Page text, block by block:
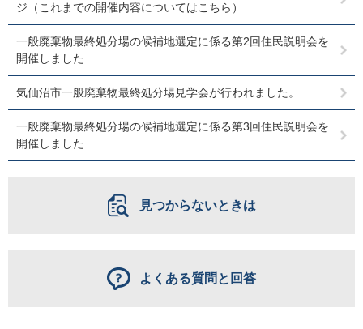
ジ（これまでの開催内容についてはこちら）
一般廃棄物最終処分場の候補地選定に係る第2回住民説明会を
開催しました
気仙沼市一般廃棄物最終処分場見学会が行われました。
一般廃棄物最終処分場の候補地選定に係る第3回住民説明会を
開催しました
見つからないときは
よくある質問と回答